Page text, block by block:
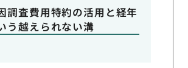
調査費用特約の活用と経年
う越えられない溝